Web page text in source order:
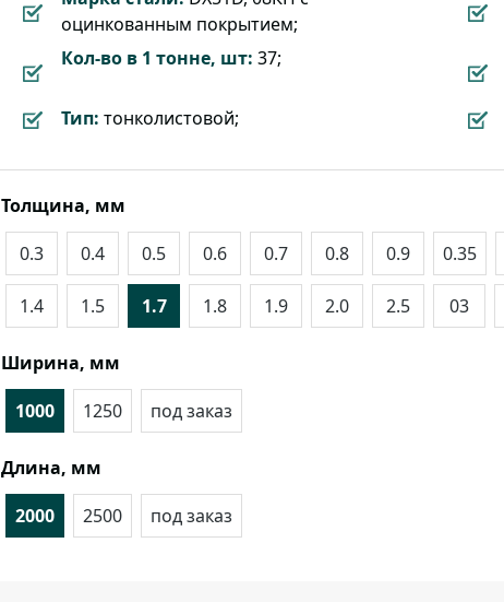
оцинкованным покрытием;
Кол-во в 1 тонне, шт: 37;
Тип: тонколистовой;
Толщина, мм
0.3
0.4 0.5 0.6 0.7 0.8 0.9 0.35
1.4 1.5 1.7 1.8 1.9 2.0 2.5 03
Ширина, мм
1000
1250 под заказ
Длина, мм
2000
2500 под заказ